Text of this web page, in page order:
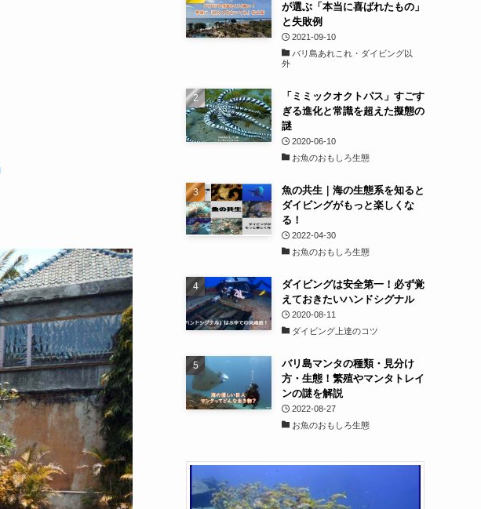
が選ぶ「本当に喜ばれたもの」
と失敗例
2021-09-10
バリ島あれこれ・ダイビング以
外
「ミミックオクトパス」すごす
ぎる進化と常識を超えた擬態の
謎
2020-06-10
お魚のおもしろ生態
魚の共生｜海の生態系を知ると
ダイビングがもっと楽しくな
る！
2022-04-30
お魚のおもしろ生態
ダイビングは安全第一！必ず覚
えておきたいハンドシグナル
2020-08-11
ダイビング上達のコツ
バリ島マンタの種類・見分け
方・生態！繁殖やマンタトレイ
ンの謎を解説
2022-08-27
お魚のおもしろ生態